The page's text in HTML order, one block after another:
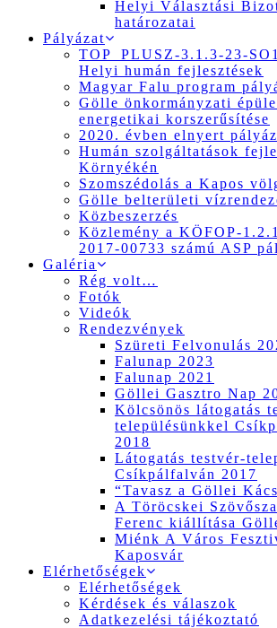
Helyi Választási
határozatai
Pályázat
TOP_PLUSZ-3.1.3-23-
Helyi humán fejlesztések
Magyar Falu program
Gölle önkormányzati
energetikai korszerűsítése
2020. évben elnyert
Humán szolgáltatások
Környékén
Szomszédolás a Kapos
Gölle belterületi
Közbeszerzés
Közlemény a KÖFOP-
2017-00733 számú ASP
Galéria
Rég volt…
Fotók
Videók
Rendezvények
Szüreti Felvonulás
Falunap 2023
Falunap 2021
Göllei Gasztro Nap
Kölcsönös látogatás
településünkkel
2018
Látogatás testvér-
Csíkpálfalván 2017
“Tavasz a Göllei
A Töröcskei
Ferenc kiállítása
Miénk A Város
Kaposvár
Elérhetőségek
Elérhetőségek
Kérdések és válaszok
Adatkezelési tájékoztató